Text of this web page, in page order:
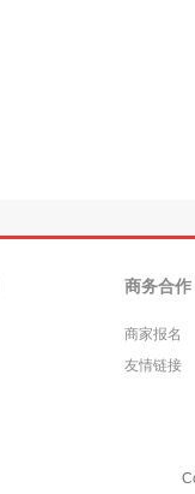
商务合作
商家报名
友情链接